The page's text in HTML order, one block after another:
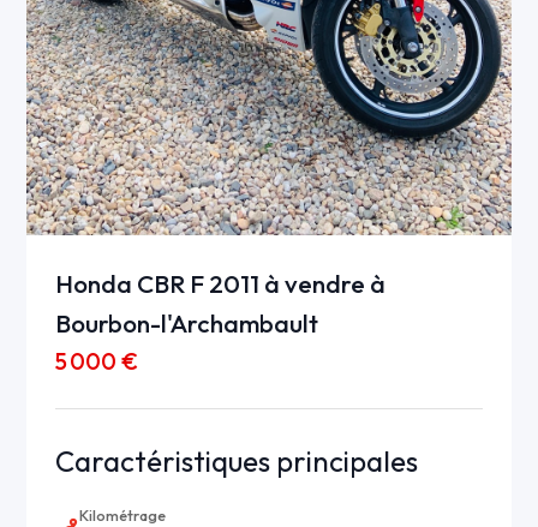
Honda CBR F 2011 à vendre à
Bourbon-l'Archambault
5 000 €
Caractéristiques principales
Kilométrage